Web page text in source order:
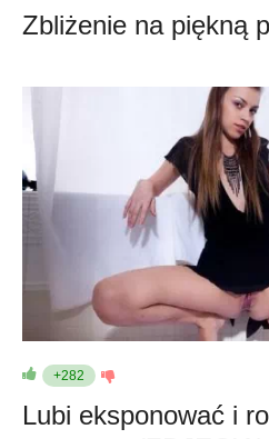
Zbliżenie na piękną
+282
Lubi eksponować i